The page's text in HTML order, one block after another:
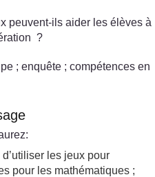
peuvent-ils aider les élèves à
?
; enquête ; compétences en
les jeux pour
pour les mathématiques ;